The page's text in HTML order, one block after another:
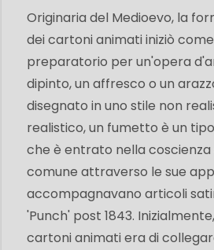
Originaria del Medioevo, la
dei cartoni animati iniziò
preparatorio per un'opera
dipinto, un affresco o un
disegnato in uno stile non
realistico, un fumetto è un
che è entrato nella
comune attraverso le sue
accompagnavano articoli
'Punch' post 1843.
cartoni animati era di